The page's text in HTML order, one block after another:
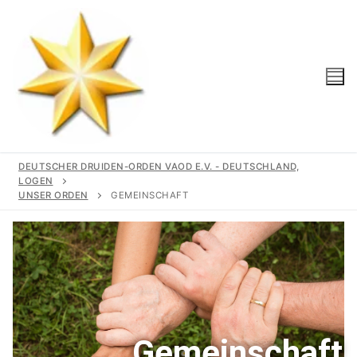
Start
Unser Orden
Gemeinschaft
Geschichte
Logen
Region
Wir Unterstützen
DEUTSCHER DRUIDEN-ORDEN VAOD E.V. - DEUTSCHLAND,
LOGEN
UNSER ORDEN
GEMEINSCHAFT